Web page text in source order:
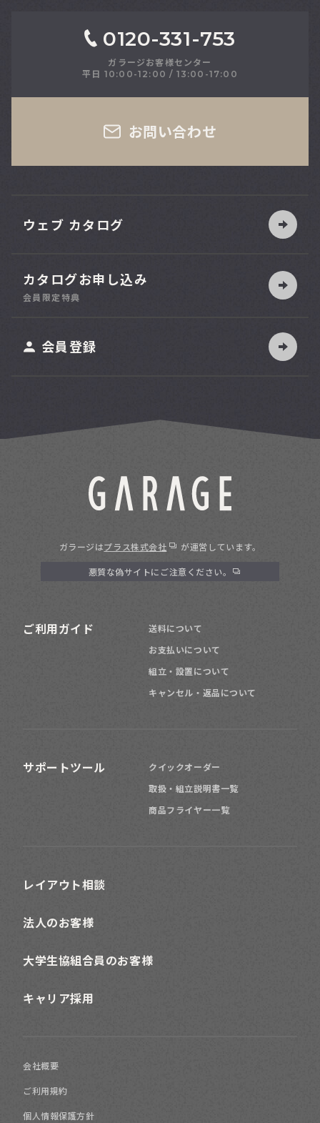
0120-331-753
ガラージお客様センター
平日 10:00-12:00 / 13:00-17:00
お問い合わせ
ウェブ カタログ
カタログお申し込み
会員限定特典
会員登録
ガラージはプラス株式会社 が運営しています。
悪質な偽サイトにご注意ください。
ご利用ガイド
送料について
お支払いについて
組立・設置について
キャンセル・返品について
サポートツール
クイックオーダー
取扱・組立説明書一覧
商品フライヤー一覧
レイアウト相談
法人のお客様
大学生協組合員のお客様
キャリア採用
会社概要
ご利用規約
個人情報保護方針